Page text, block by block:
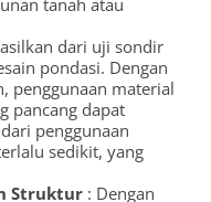
dari uji sondir
pondasi. Dengan
penggunaan material
pancang dapat
penggunaan
sedikit, yang
Struktur : Dengan